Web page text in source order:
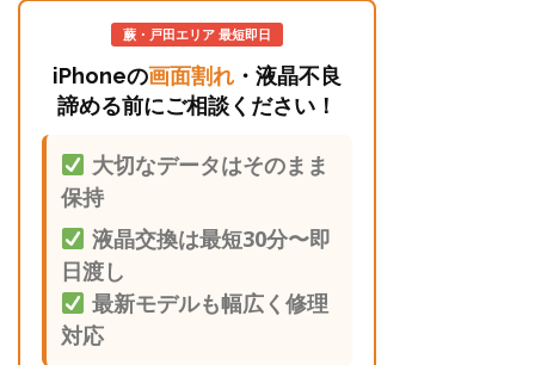
蕨・戸田エリア 最短即日
iPhoneの画面割れ ・液晶不良
諦める前にご相談ください！
大切なデータはそのまま
保持
液晶交換は最短30分〜即
日渡し
最新モデルも幅広く修理
対応